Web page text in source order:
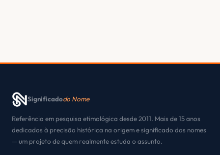
Significadodo Nome
Referência em pesquisa etimológica desde 2011. Mais de 15 anos
dedicados à precisão histórica na origem e significado dos nomes
— um projeto de quem realmente estuda o assunto.